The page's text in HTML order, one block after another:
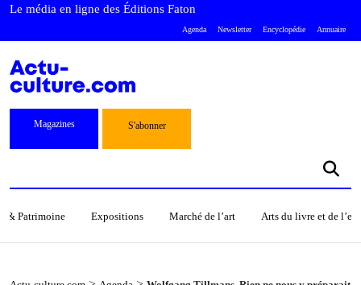
Le média en ligne des Éditions Faton
Agenda Newsletter Encyclopédie Annuaire
Magazines S'abonner
& Patrimoine Expositions Marché de l’art Arts du livre et de